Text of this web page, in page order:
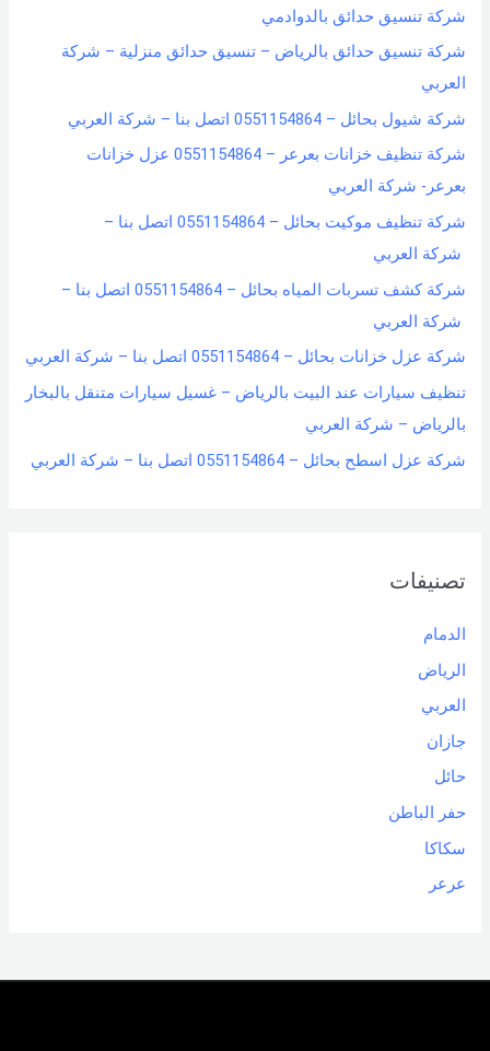
شركة تنسيق حدائق بالدوادمي
شركة تنسيق حدائق بالرياض – تنسيق حدائق منزلية – شركة
العربي
شركة شيول بحائل – 0551154864 اتصل بنا – شركة العربي
شركة تنظيف خزانات بعرعر – 0551154864 عزل خزانات
بعرعر- شركة العربي
شركة تنظيف موكيت بحائل – 0551154864 اتصل بنا –
شركة العربي
شركة كشف تسربات المياه بحائل – 0551154864 اتصل بنا –
شركة العربي
شركة عزل خزانات بحائل – 0551154864 اتصل بنا – شركة العربي
تنظيف سيارات عند البيت بالرياض – غسيل سيارات متنقل بالبخار
بالرياض – شركة العربي
شركة عزل اسطح بحائل – 0551154864 اتصل بنا – شركة العربي
تصنيفات
الدمام
الرياض
العربي
جازان
حائل
حفر الباطن
سكاكا
عرعر